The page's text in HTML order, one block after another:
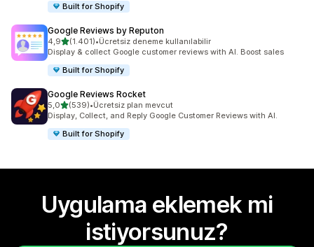
Built for Shopify
Google Reviews by Reputon
4,95 yıldız üzerinden
(1.401)
toplam 1401 değerlendirme
•Ücretsiz deneme kullanılabilir
Display & collect Google customer reviews with AI. Boost sales
Built for Shopify
Google Reviews Rocket
5,05 yıldız üzerinden
(539)
toplam 539 değerlendirme
•Ücretsiz plan mevcut
Display, Collect, and Reply Google Customer Reviews with AI.
Built for Shopify
Uygulama eklemek mi
istiyorsunuz?